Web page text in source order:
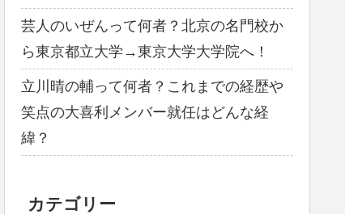
芸人のいぜんって何者？北京の名門校か
ら東京都立大学→東京大学大学院へ！
立川晴の輔って何者？これまでの経歴や
笑点の大喜利メンバー就任はどんな経
緯？
カテゴリー